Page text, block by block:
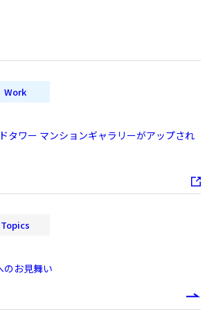
Work
タワー マンションギャラリーがアップされ
Topics
のお見舞い